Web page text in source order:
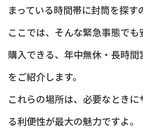
まっている時間帯に封筒を探す
ここでは、そんな緊急事態でも
購入できる、年中無休・長時間
をご紹介します。
これらの場所は、必要なとき
る利便性が最大の魅力ですよ。